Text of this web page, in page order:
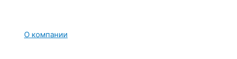
О компании